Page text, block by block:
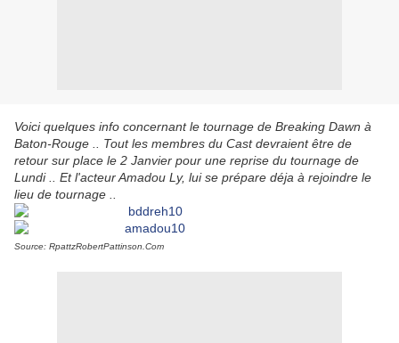
Voici quelques info concernant le tournage de Breaking Dawn à
Baton-Rouge .. Tout les membres du Cast devraient être de
retour sur place le 2 Janvier pour une reprise du tournage de
Lundi .. Et l'acteur Amadou Ly, lui se prépare déja à rejoindre le
lieu de tournage ..
Source: RpattzRobertPattinson.Com